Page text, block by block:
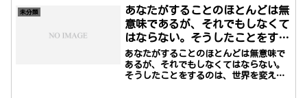
哲学などの学識に長け、良く国を治めた
事からネルウァ、トラヤヌス、ハドリア
ヌス、アントニヌスに並ぶ皇帝（五賢
帝）と評された。対外政策ではパルティ
アとの戦争に勝利を収めたが、蛮族への
予防戦争として始めたマルコマンニ人、
クア...
未分類
あなたがすることのほとんどは無
意味であるが、それでもしなくて
はならない。そうしたことをする
のは、世界を変えるためではな
く、世界によって自分が変えられ
ないようにするためである。 マ
あなたがすることのほとんどは無意味で
あるが、それでもしなくてはならない。
そうしたことをするのは、世界を変える